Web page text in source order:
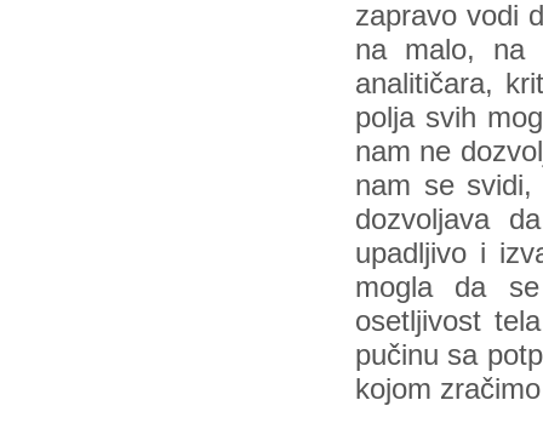
zapravo vodi
na malo, na
analitičara,
polja svih
nam ne
nam se
dozvoljava
upadljivo i
mogla da
osetljivost
pučinu sa
kojom